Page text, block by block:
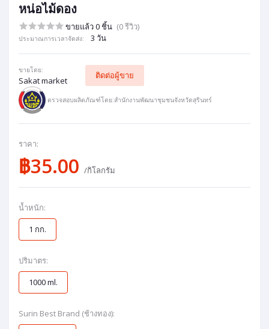
หน่อไม้ดอง
ขายแล้ว 0 ชิ้น (0 รีวิว)
ประมาณการเวลาจัดส่ง: 3 วัน
ขายโดย:
Sakat market
ติดต่อผู้ขาย
ตรวจสอบผลิตภัณฑ์โดย:สำนักงานพัฒนาชุมชนจังหวัดสุรินทร์
ราคา:
฿35.00 /กิโลกรัม
น้ำหนัก:
1 กก.
ปริมาตร:
1000 ml.
Surin Best Brand (ช้างทอง):